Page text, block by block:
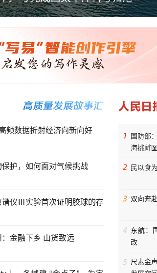
系 美国7月非农就业岗位意外减少
频数据折射经济向新向好
保护，如何面对气候挑战
谱仪Ⅲ实验首次证明胶球的存
：金融下乡 山货致远
国防部
海挑衅
民以食
双向奔
东航：
改
尺素金